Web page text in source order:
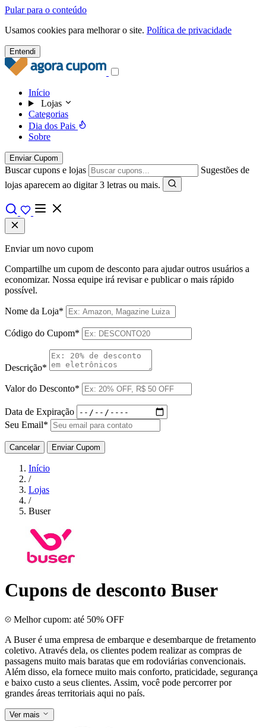
Pular para o conteúdo
Usamos cookies para melhorar o site. Política de privacidade
Entendi
Início
Lojas
Categorias
Dia dos Pais
Sobre
Enviar Cupom
Buscar cupons e lojas
Sugestões de
lojas aparecem ao digitar 3 letras ou mais.
Enviar um novo cupom
Compartilhe um cupom de desconto para ajudar outros usuários a
economizar. Nossa equipe irá revisar e publicar o mais rápido
possível.
Nome da Loja*
Código do Cupom*
Descrição*
Valor do Desconto*
Data de Expiração
Seu Email*
Cancelar Enviar Cupom
Início
/
Lojas
/
Buser
Cupons de desconto Buser
Melhor cupom: até 50% OFF
A Buser é uma empresa de embarque e desembarque de fretamento
coletivo. Através dela, os clientes podem realizar as compras de
passagens muito mais baratas que em rodoviárias convencionais.
Além disso, ela fornece muito mais conforto, praticidade, segurança
e baixo custo a seus clientes. Assim, você pode percorrer por
grandes áreas territoriais aqui no país.
Ver mais